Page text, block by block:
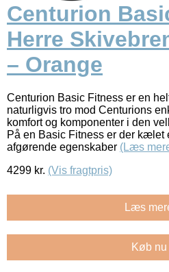
Centurion
Herre
– Orange
Centurion Basic Fitness er en
naturligvis tro mod Centurions
komfort og komponenter i den
På en Basic Fitness er der kælet
afgørende egenskaber (Læs
4299 kr. (Vis fragtpris)
Læs
Køb nu